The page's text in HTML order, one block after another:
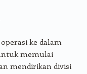
ke dalam
memulai
mendirikan divisi